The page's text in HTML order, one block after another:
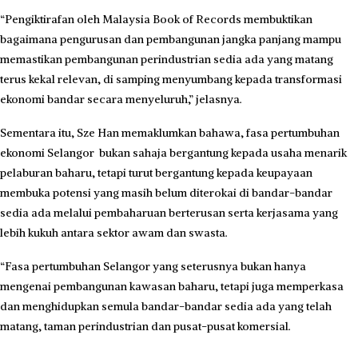
“Pengiktirafan oleh Malaysia Book of Records membuktikan
bagaimana pengurusan dan pembangunan jangka panjang mampu
memastikan pembangunan perindustrian sedia ada yang matang
terus kekal relevan, di samping menyumbang kepada transformasi
ekonomi bandar secara menyeluruh,” jelasnya.
Sementara itu, Sze Han memaklumkan bahawa,fasa pertumbuhan
ekonomi Selangor bukan sahaja bergantung kepada usaha menarik
pelaburan baharu, tetapi turut bergantung kepada keupayaan
membuka potensi yang masih belum diterokai di bandar-bandar
sedia ada melalui pembaharuan berterusan serta kerjasama yang
lebih kukuh antara sektor awam dan swasta.
“Fasa pertumbuhan Selangor yang seterusnya bukan hanya
mengenai pembangunan kawasan baharu, tetapi juga memperkasa
dan menghidupkan semula bandar-bandar sedia ada yang telah
matang, taman perindustrian dan pusat-pusat komersial.